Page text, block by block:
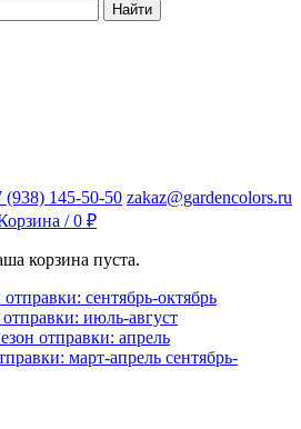
Найти
(938) 145-50-50 zakaz@gardencolors.ru
/0 ₽
корзина пуста.
отправки: сентябрь-октябрь
июль-август
отправки: апрель
март-апрель сентябрь-